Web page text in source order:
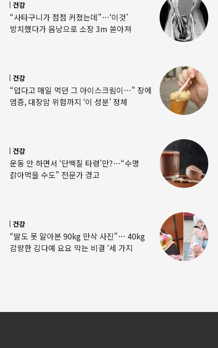
건강
“사타구니가 점점 커졌는데”…‘이것’
방치했다가 음낭으로 소장 3m 쏟아져
건강
“덥다고 매일 먹던 그 아이스크림이…” 장에
염증, 대장암 위험까지 ‘이 성분’ 정체
건강
운동 안 하면서 ‘단백질 타령’만?…“수명
갉아먹을 수도” 전문가 경고
건강
“딸도 못 알아본 90kg 만삭 사진”… 40kg
감량한 김다예 요요 막는 비결 ‘세 가지